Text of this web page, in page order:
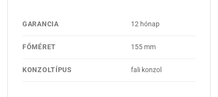
GARANCIA 12 hónap
FŐMÉRET 155 mm
KONZOLTÍPUS fali konzol